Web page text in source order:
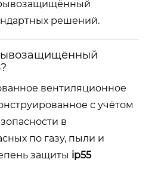
решений.
вентиляционное
с учётом
в
по газу, пыли и
защиты ip55